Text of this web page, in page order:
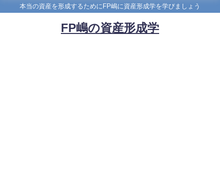
本当の資産を形成するためにFP嶋に資産形成学を学びましょう
FP嶋の資産形成学